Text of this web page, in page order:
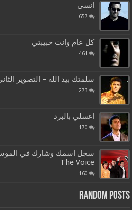
انسى
657
كل عام وانت حبيبتي
461
سلمتك بيد الله – التصوير
273
اغسلي بالبرد
170
سجل اسمك وشارك في
The Voice
160
Random Posts